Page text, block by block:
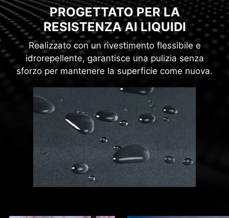
PROGETTATO PER LA
RESISTENZA AI LIQUIDI
Realizzato con un rivestimento flessibile e
idrorepellente, garantisce una pulizia senza
sforzo per mantenere la superficie come nuova.